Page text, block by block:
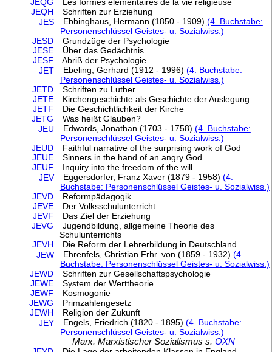
JEQG
Les formes élémentaires de la vie religieuse
JEQH
Schriften zur Erziehung
JES Ebbinghaus, Hermann (1850 - 1909) (4. Buchstabe:
Personenschlüssel Geistes- u. Sozialwiss.)
JESD
Grundzüge der Psychologie
JESE
Über das Gedächtnis
JESF
Abriß der Psychologie
JET Ebeling, Gerhard (1912 - 1996) (4. Buchstabe:
Personenschlüssel Geistes- u. Sozialwiss.)
JETD
Schriften zu Luther
JETE
Kirchengeschichte als Geschichte der Auslegung
JETF
Die Geschichtlichkeit der Kirche
JETG
Was heißt Glauben?
JEU Edwards, Jonathan (1703 - 1758) (4. Buchstabe:
Personenschlüssel Geistes- u. Sozialwiss.)
JEUD
Faithful narrative of the surprising work of God
JEUE
Sinners in the hand of an angry God
JEUF
Inquiry into the freedom of the will
JEV Eggersdorfer, Franz Xaver (1879 - 1958) (4.
Buchstabe: Personenschlüssel Geistes- u. Sozialwiss.)
JEVD
Reformpädagogik
JEVE
Der Volksschulunterricht
JEVF
Das Ziel der Erziehung
JEVG
Jugendbildung, allgemeine Theorie des
Schulunterrichts
JEVH
Die Reform der Lehrerbildung in Deutschland
JEW Ehrenfels, Christian Frhr. von (1859 - 1932) (4.
Buchstabe: Personenschlüssel Geistes- u. Sozialwiss.)
JEWD
Schriften zur Gesellschaftspsychologie
JEWE
System der Werttheorie
JEWF
Kosmogonie
JEWG
Primzahlengesetz
JEWH
Religion der Zukunft
JEY Engels, Friedrich (1820 - 1895) (4. Buchstabe:
Personenschlüssel Geistes- u. Sozialwiss.)
Marx. Marxistischer Sozialismus s. OXN